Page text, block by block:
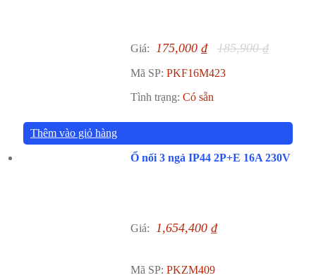
Giá: 175,000 ₫ 185,900₫
Mã SP: PKF16M423
Tình trạng: Có sẵn
Thêm vào giỏ hàng
Ổ nối 3 ngả IP44 2P+E 16A 230V
Giá: 1,654,400 ₫
Mã SP: PKZM409